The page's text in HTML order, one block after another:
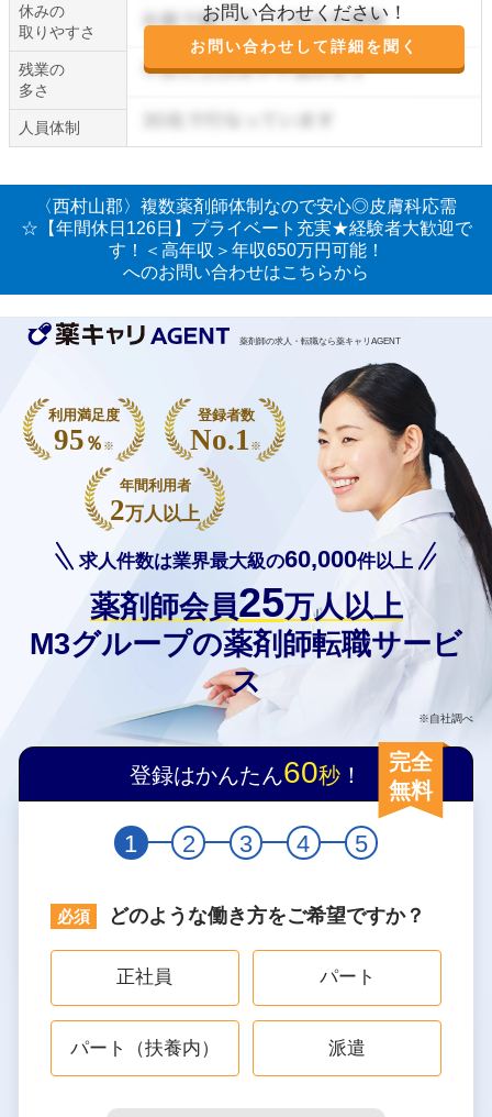
お問い合わせください！
お問い合わせして詳細を聞く
休みの
取りやすさ
残業の
多さ
人員体制
〈西村山郡〉複数薬剤師体制なので安心◎皮膚科応需
☆【年間休日126日】プライベート充実★経験者大歓迎で
す！＜高年収＞年収650万円可能！
へのお問い合わせはこちらから
薬剤師の求人・転職なら薬キャリAGENT
求人件数は業界最大級の60,000件以上
薬剤師会員25万人以上
M3グループの薬剤師転職サービ
ス
※自社調べ
利用満足度
95 ％ ※
登録者数
No.1 ※
年間利用者
2万人以上
登録はかんたん60秒 ！
完全
無料
1 2 3 4 5
どのような働き方をご希望ですか？
正社員 パート
パート（扶養内） 派遣